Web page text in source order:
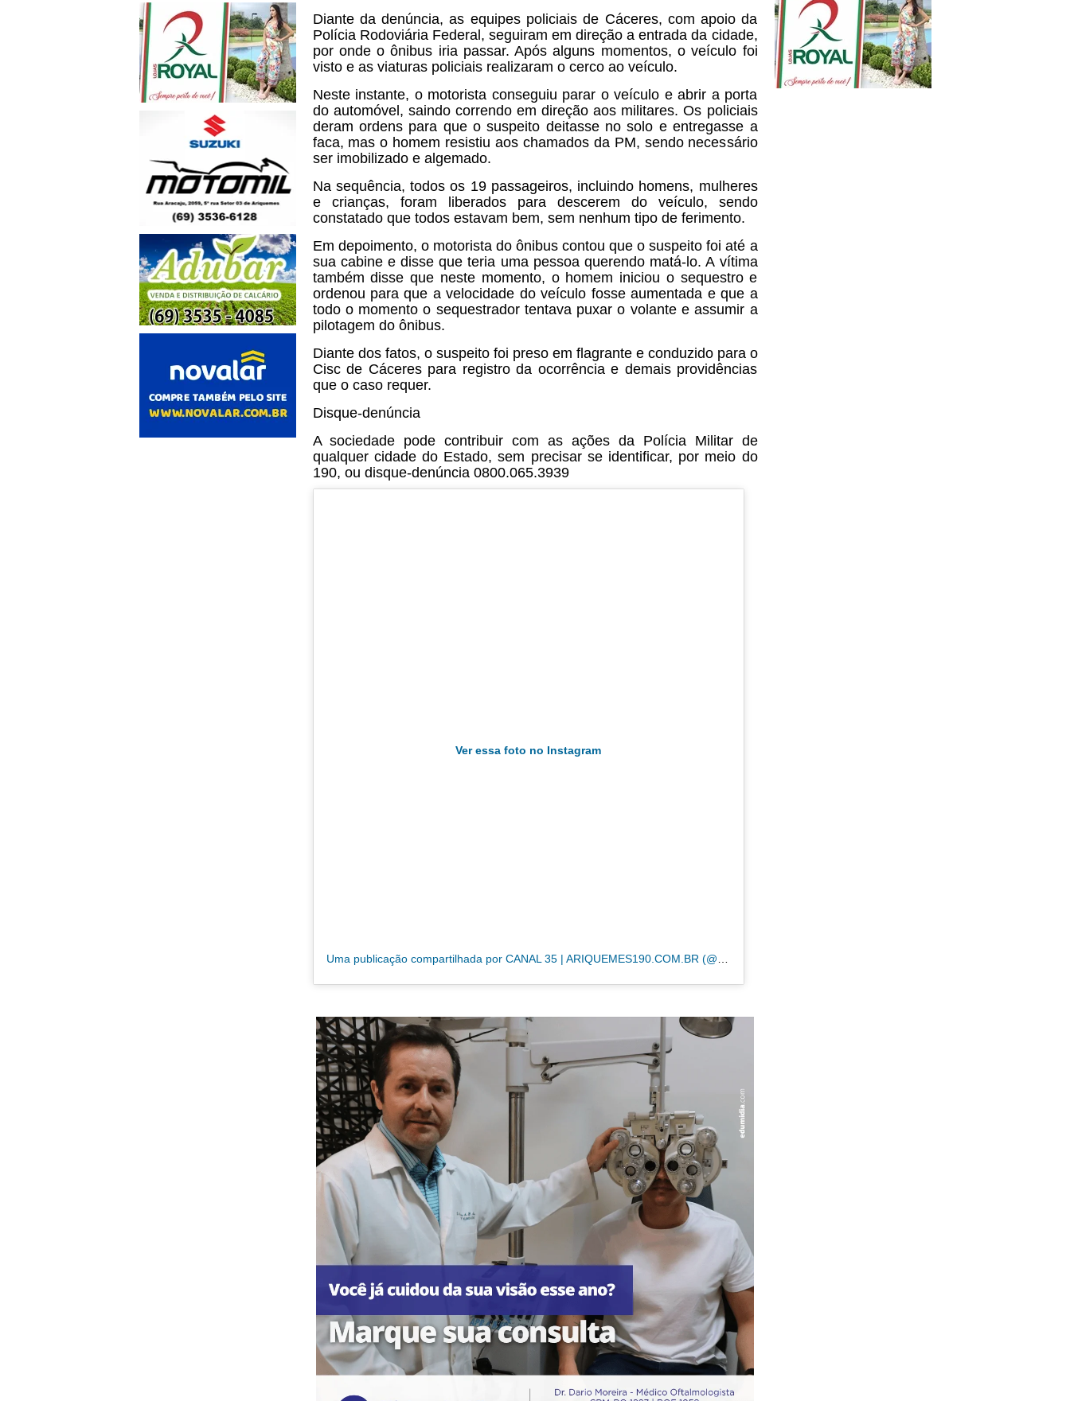
Diante da denúncia, as equipes policiais de Cáceres, com apoio da
Polícia Rodoviária Federal, seguiram em direção a entrada da cidade,
por onde o ônibus iria passar. Após alguns momentos, o veículo foi
visto e as viaturas policiais realizaram o cerco ao veículo.
Neste instante, o motorista conseguiu parar o veículo e abrir a porta
do automóvel, saindo correndo em direção aos militares. Os policiais
deram ordens para que o suspeito deitasse no solo e entregasse a
faca, mas o homem resistiu aos chamados da PM, sendo necessário
ser imobilizado e algemado.
Na sequência, todos os 19 passageiros, incluindo homens, mulheres
e crianças, foram liberados para descerem do veículo, sendo
constatado que todos estavam bem, sem nenhum tipo de ferimento.
Em depoimento, o motorista do ônibus contou que o suspeito foi até a
sua cabine e disse que teria uma pessoa querendo matá-lo. A vítima
também disse que neste momento, o homem iniciou o sequestro e
ordenou para que a velocidade do veículo fosse aumentada e que a
todo o momento o sequestrador tentava puxar o volante e assumir a
pilotagem do ônibus.
Diante dos fatos, o suspeito foi preso em flagrante e conduzido para o
Cisc de Cáceres para registro da ocorrência e demais providências
que o caso requer.
Disque-denúncia
A sociedade pode contribuir com as ações da Polícia Militar de
qualquer cidade do Estado, sem precisar se identificar, por meio do
190, ou disque-denúncia 0800.065.3939
Ver essa foto no Instagram